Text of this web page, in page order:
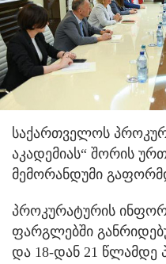
საქართველოს
აკადემიას“ შორის
მემორანდუმი
პროკურატურის
ფარგლებში
და 18-დან 21 წლამდე